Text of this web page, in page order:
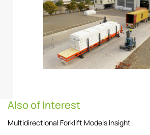
Also of Interest
Multidirectional Forklift Models Insight